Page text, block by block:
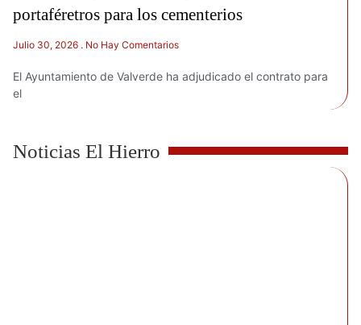
portaféretros para los cementerios
Julio 30, 2026 No Hay Comentarios
El Ayuntamiento de Valverde ha adjudicado el contrato para
el
Noticias El Hierro